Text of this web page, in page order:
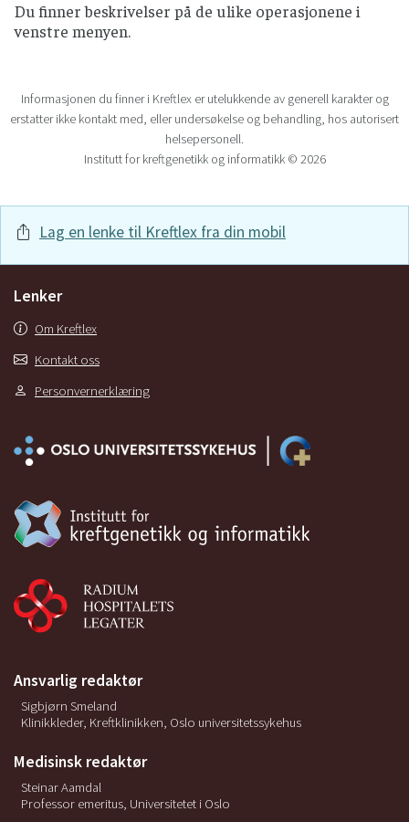
Du finner beskrivelser på de ulike operasjonene i
venstre menyen.
Informasjonen du finner i Kreftlex er utelukkende av generell karakter og
erstatter ikke kontakt med, eller undersøkelse og behandling, hos autorisert
helsepersonell.
Institutt for kreftgenetikk og informatikk © 2026
Lag en lenke til Kreftlex fra din mobil
Lenker
Om Kreftlex
Kontakt oss
Personvernerklæring
Ansvarlig redaktør
Sigbjørn Smeland
Klinikkleder, Kreftklinikken, Oslo universitetssykehus
Medisinsk redaktør
Steinar Aamdal
Professor emeritus, Universitetet i Oslo